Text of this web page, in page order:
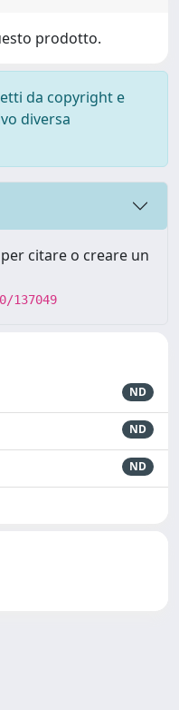
prodotto.
da copyright e
diversa
citare o creare un
137049
ND
ND
ND